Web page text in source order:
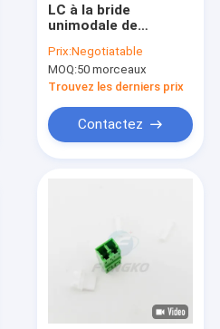
LC à la bride
unimodale de
d'adaptateur optique
de fibre de duplex de
LC UPC
Prix:Negotiatable
MOQ:50 morceaux
Trouvez les derniers prix
Contactez